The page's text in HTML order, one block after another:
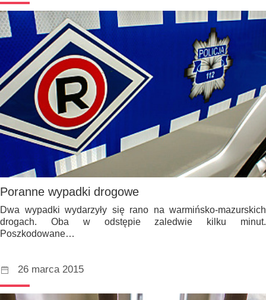
Poranne wypadki drogowe
Dwa wypadki wydarzyły się rano na warmińsko-mazurskich
drogach. Oba w odstępie zaledwie kilku minut.
Poszkodowane…
26 marca 2015